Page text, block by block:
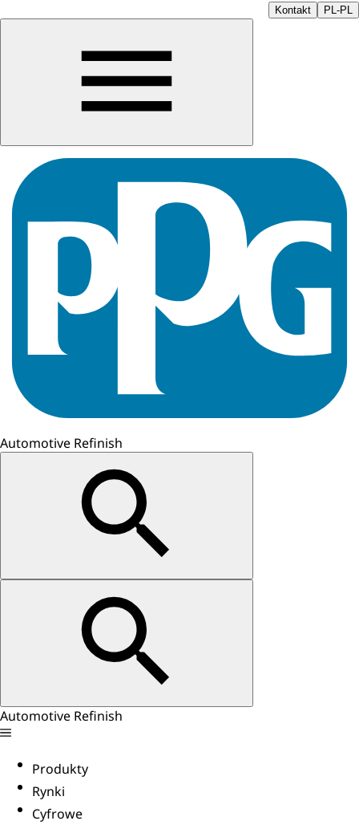
Kontakt PL-PL
Automotive Refinish
Automotive Refinish
Produkty
Rynki
Cyfrowe